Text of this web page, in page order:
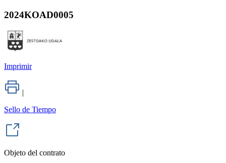
2024KOAD0005
Imprimir
|
Sello de Tiempo
Objeto del contrato